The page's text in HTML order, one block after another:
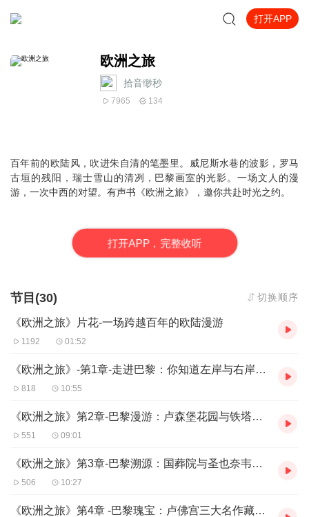
打开APP
欧洲之旅
拾音缈秒
7965 134
百年前的欧陆风，吹进朱自清的笔墨里。威尼斯水巷的波影，罗马
古垣的残阳，瑞士雪山的清冽，巴黎画室的光影。一场文人的漫
游，一次中西的对望。有声书《欧洲之旅》，邀你共赴时光之约。
打开APP，完整收听
节目(30) 切换顺序
《欧洲之旅》片花-一场跨越百年的欧陆漫游
1192 01:52
《欧洲之旅》-第1章-走进巴黎：你知道左岸与右岸的秘密吗？
818 10:55
《欧洲之旅》第2章-巴黎漫游：卢森堡花园与铁塔下的浪漫奇遇
551 09:01
《欧洲之旅》第3章-巴黎溯源：国葬院与圣也奈韦夫的千年羁绊
506 10:27
《欧洲之旅》第4章 -巴黎瑰宝：卢佛宫三大名作藏着怎样的传奇？